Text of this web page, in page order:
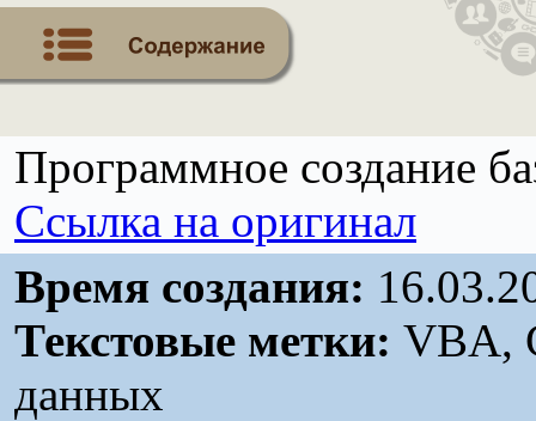
Программное создание
Ссылка на оригинал
Время создания:
Текстовые метки: VBA,
данных